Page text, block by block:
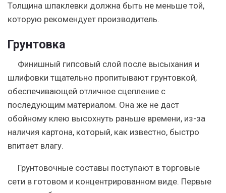
Толщина шпаклевки должна быть не меньше той,
которую рекомендует производитель.
Грунтовка
Финишный гипсовый слой после высыхания и
шлифовки тщательно пропитывают грунтовкой,
обеспечивающей отличное сцепление с
последующим материалом. Она же не даст
обойному клею высохнуть раньше времени, из-за
наличия картона, который, как известно, быстро
впитает влагу.
Грунтовочные составы поступают в торговые
сети в готовом и концентрированном виде. Первые